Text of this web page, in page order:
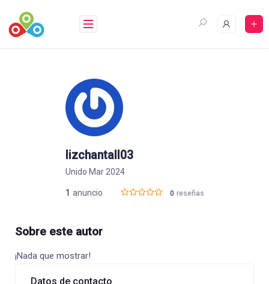
contenido
lizchantall03
Unido Mar 2024
1 anuncio 0 reseñas
Sobre este autor
¡Nada que mostrar!
Datos de contacto